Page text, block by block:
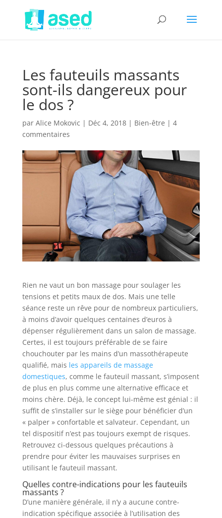
Les fauteuils massants
sont-ils dangereux pour
le dos ?
par Alice Mokovic | Déc 4, 2018| Bien-être | 4
commentaires
Rien ne vaut un bon massage pour soulager les
tensions et petits maux de dos. Mais une telle
séance reste un rêve pour de nombreux particuliers,
à moins d’avoir quelques centaines d’euros à
dépenser régulièrement dans un salon de massage.
Certes, il est toujours préférable de se faire
chouchouter par les mains d’un massothérapeute
qualifié, mais les appareils de massage
domestiques, comme le fauteuil massant, s’imposent
de plus en plus comme une alternative efficace et
moins chère. Déjà, le concept lui-même est génial : il
suffit de s’installer sur le siège pour bénéficier d’un
« palper » confortable et salvateur. Cependant, un
tel dispositif n’est pas toujours exempt de risques.
Retrouvez ci-dessous quelques précautions à
prendre pour éviter les mauvaises surprises en
utilisant le fauteuil massant.
Quelles contre-indications pour les fauteuils
massants ?
D’une manière générale, il n’y a aucune contre-
indication spécifique associée à l’utilisation des